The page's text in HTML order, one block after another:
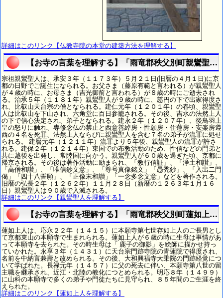
詳細はこのリンク【仏教寺院の本堂の建築方法を理解する】
【お寺の言葉を理解する】「雨竜郡秩父別町親鸞聖人
宗祖親鸞聖人は、承安３年（１１７３年）５月２１日(旧暦の４月１日)に京
都の日野でご誕生になられる。お父さま（藤原有範と言われる）が親鸞聖人
が４歳の時に、お母さま（吉光御前と言われる）が８歳の時にご逝去され
る。治承５年（１１８１年）親鸞聖人が９歳の時に、慈円の下で出家得度さ
れ、比叡山天台宗の僧となられる。建仁元年（１２０１年）の春頃、親鸞聖
人は比叡山を下山され、六角堂に百日参籠される。その後、吉水の法然上人
の下で信心決定され、弟子となられる。建永２年（１２０７年）、後鳥羽上
皇の怒りに触れ、専修念仏の禁止と西意善綽房・性願房・住蓮房・安楽房遵
西の４名を死罪、法然上人ならびに親鸞聖人を含む７名の弟子が流罪に処せ
られる。 建暦元年（１２１１年）流罪より５年後、親鸞聖人の流罪が許さ
れる。建保２年（１２１４年）東国での布教活動のため、性信などの門弟と
共に越後を出発し、常陸国に向かう。親鸞聖人が６０歳を過ぎた頃、京都に
帰京される。その後は著作活動に励まられ、「教行信証」、「浄土和讃」、
「高僧和讃」、「唯信鈔文意」、「尊号真像銘文」「愚禿鈔」、「入出二門
偈」「四十八誓願」、「正像末和讃」「一念多念文意」などを著作される。
旧暦の弘長２年（１２６２年）１１月２８日（新暦の１２６３年１月１６
日）親鸞聖人は９０歳で入滅される。
詳細はこのリンク【親鸞聖人を理解する】
【お寺の言葉を理解する】「雨竜郡秩父別町蓮如上人
蓮如上人は、応永２２年（１４１５）に本願寺第七世存如上人のご長男とし
て京都東山の本願寺で生まれられる。蓮如上人が６歳の時に生母は事情があ
って本願寺を去られた。その時生母は「 鹿子の御影」を絵師に描かせ持っ
ていかれた。永享３年（１４３１）に天台宗門跡寺院の青蓮院で得度され、
名前を中納言兼壽と改められる。その後、大和興福寺大乗院の門跡経覚につ
いて学ばれた。長禄元年（１４５７）に父の死去に伴い、本願寺第八世の留
主職を継承され、近江・北陸の教化につとめられる。明応８年（１４９９）
に山科の本願寺で多くの弟子や門徒たちに見守られ、８５年間のご生涯を終
えられた。
詳細はこのリンク【蓮如上人を理解する】